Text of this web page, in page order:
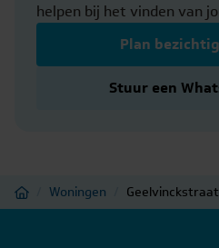
helpen bij het vinden van
Plan
Stuur een
Home Woningen